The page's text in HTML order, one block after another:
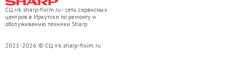
СЦ irk.sharp-fixim.ru - сеть сервисных
центров в Иркутске по ремонту и
обслуживанию техники Sharp
2021-2026 © СЦ irk.sharp-fixim.ru